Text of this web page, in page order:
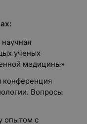
ученых
медицины»
конференция
Вопросы
опытом с